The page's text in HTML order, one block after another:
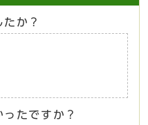
か？
たですか？